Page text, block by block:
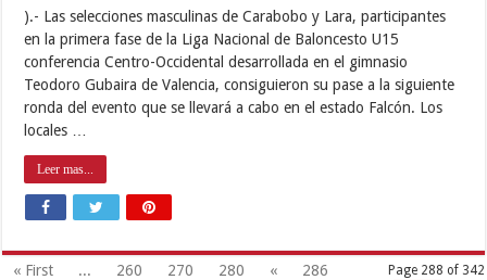
).- Las selecciones masculinas de Carabobo y Lara, participantes
en la primera fase de la Liga Nacional de Baloncesto U15
conferencia Centro-Occidental desarrollada en el gimnasio
Teodoro Gubaira de Valencia, consiguieron su pase a la siguiente
ronda del evento que se llevará a cabo en el estado Falcón. Los
locales …
Leer mas...
Page 288 of 342
« First ... 260 270 280 «
286